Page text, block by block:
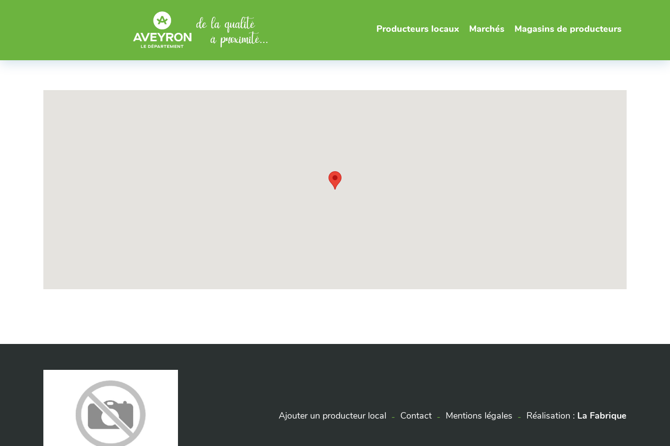
Producteurs locaux Marchés Magasins de producteurs
Ajouter un producteur local Contact Mentions légales Réalisation : La Fabrique